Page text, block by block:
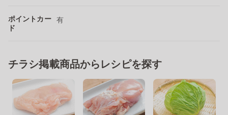
ポイントカー
ド
有
チラシ掲載商品からレシピを探す